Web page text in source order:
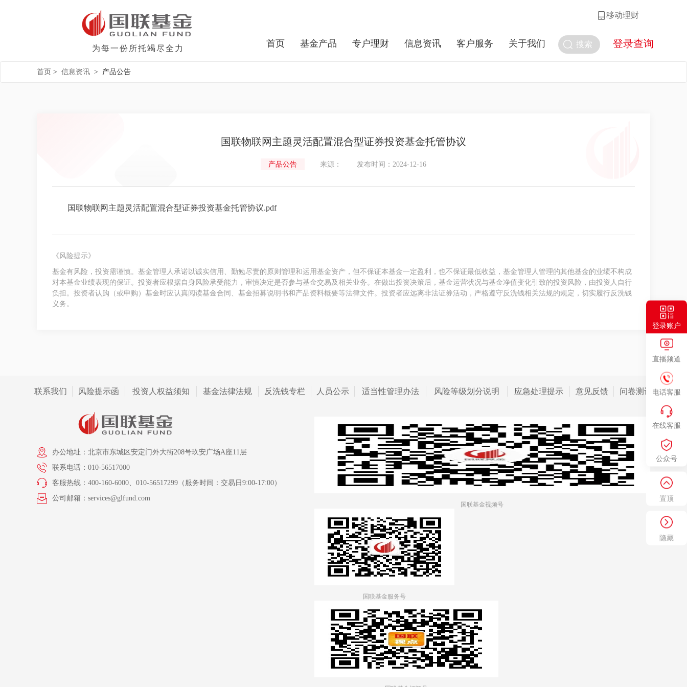
登录账户
直播频道
电话客服
在线客服
公众号
置顶
隐藏
移动理财
为每一份所托竭尽全力 搜索 登录查询
首页 基金产品 专户理财 信息资讯 客户服务 关于我们
首页 > 信息资讯 > 产品公告
国联物联网主题灵活配置混合型证券投资基金托管协议
产品公告 来源： 发布时间：2024-12-16
国联物联网主题灵活配置混合型证券投资基金托管协议.pdf
《风险提示》
基金有风险，投资需谨慎。基金管理人承诺以诚实信用、勤勉尽责的原则管理和运用基金资产，但不保证本基金一定盈利，也不保证最低收益，基金管理人管理的其他基金的业绩不构成
对本基金业绩表现的保证。投资者应根据自身风险承受能力，审慎决定是否参与基金交易及相关业务。在做出投资决策后，基金运营状况与基金净值变化引致的投资风险，由投资人自行
负担。投资者认购（或申购）基金时应认真阅读基金合同、基金招募说明书和产品资料概要等法律文件。投资者应远离非法证券活动，严格遵守反洗钱相关法规的规定，切实履行反洗钱
义务。
联系我们 风险提示函 投资人权益须知 基金法律法规 反洗钱专栏 人员公示 适当性管理办法 风险等级划分说明 应急处理提示 意见反馈 问卷测评
办公地址：北京市东城区安定门外大街208号玖安广场A座11层
联系电话：010-56517000
客服热线：400-160-6000、010-56517299（服务时间：交易日9:00-17:00）
公司邮箱：services@glfund.com
国联基金视频号
国联基金服务号